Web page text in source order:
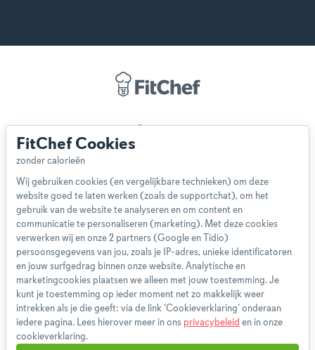
Over ons
Blog
Disclaimer
Gebruikersvoorwaarden
Methodologie
Privacybeleid
Cookieverklaring
Betaalmethoden
Klachtenprocedure
Bestelling herroepen
FitChef Cookies
Wij gebruiken cookies (en vergelijkbare technieken) om deze
website goed te laten werken (zoals de supportchat), om het
gebruik van de website te analyseren en om content en
communicatie te personaliseren (marketing). Met deze cookies
verwerken wij en onze 2 partners (Google en Tidio)
persoonsgegevens van jou, zoals je IP-adres, unieke identificatoren
en jouw surfgedrag binnen onze website. Analytische en
marketingcookies plaatsen we alleen met jouw toestemming. Je
kunt je toestemming op ieder moment net zo makkelijk weer
intrekken als je die geeft: via de link ‘Cookieverklaring’ onderaan
iedere pagina. Lees hierover meer in ons privacybeleid en in onze
cookieverklaring.